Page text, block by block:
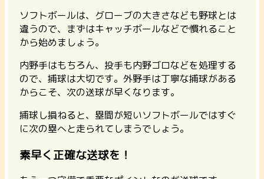
ソフトボールは、グローブの大きさなども野球とは
違うので、まずはキャッチボールなどで慣れること
から始めましょう。
内野手はもちろん、投手も内野ゴロなどを処理する
ので、捕球は大切です。外野手は丁寧な捕球がある
からこそ、次の送球が早くなります。
捕球し損ねると、塁間が短いソフトボールではすぐ
に次の塁へと走られてしまうでしょう。
素早く正確な送球を！